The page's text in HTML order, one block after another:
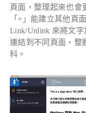
頁面，整理起來也會
「+」能建立其他頁
Link/Unlink 來將文
連結到不同頁面，整
科。